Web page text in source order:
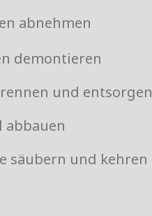
abnehmen
demontieren
und entsorgen
abbauen
säubern und kehren